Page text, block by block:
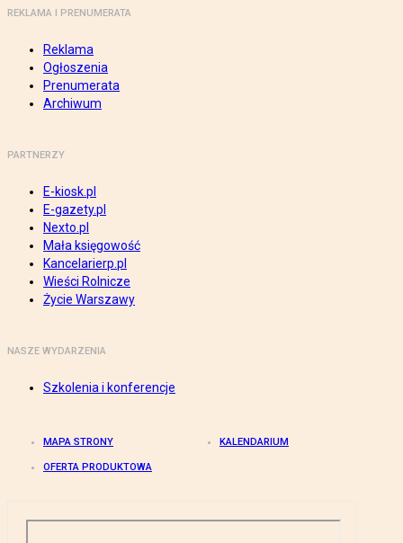
REKLAMA I PRENUMERATA
Reklama
Ogłoszenia
Prenumerata
Archiwum
PARTNERZY
E-kiosk.pl
E-gazety.pl
Nexto.pl
Mała księgowość
Kancelarierp.pl
Wieści Rolnicze
Życie Warszawy
NASZE WYDARZENIA
Szkolenia i konferencje
MAPA STRONY KALENDARIUM
OFERTA PRODUKTOWA